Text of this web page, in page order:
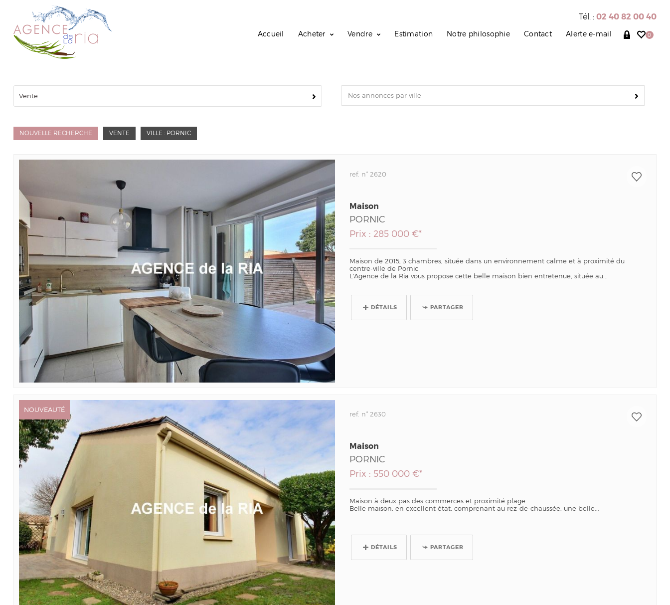
Tél. :02 40 82 00 40
Accueil Acheter Vendre Estimation Notre philosophie Contact Alerte e-mail 0
Vente Nos annonces par ville
NOUVELLE RECHERCHE VENTE VILLE : PORNIC
ref. n° 2620
Maison
PORNIC
Prix : 285 000 €*
Maison de 2015, 3 chambres, située dans un environnement calme et à proximité du
centre-ville de Pornic
L'Agence de la Ria vous propose cette belle maison bien entretenue, située au...
DÉTAILS PARTAGER
NOUVEAUTÉ
ref. n° 2630
Maison
PORNIC
Prix : 550 000 €*
Maison à deux pas des commerces et proximité plage
Belle maison, en excellent état, comprenant au rez-de-chaussée, une belle...
DÉTAILS PARTAGER